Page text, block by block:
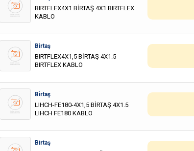
BIRTFLEX4X1 BİRTAŞ 4X1 BIRTFLEX
KABLO
Birtaş
BIRTFLEX4X1,5 BİRTAŞ 4X1.5
BIRTFLEX KABLO
Birtaş
LIHCH-FE180-4X1,5 BİRTAŞ 4X1.5
LIHCH FE180 KABLO
Birtaş